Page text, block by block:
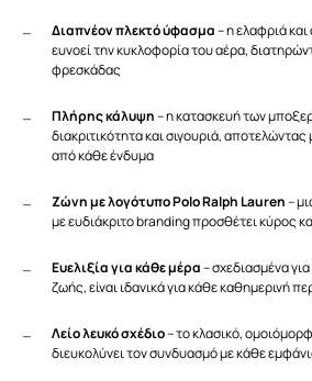
Διαπνέον πλεκτό ύφασμα– η ελαφριά
ευνοεί την κυκλοφορία του αέρα,
φρεσκάδας
Πλήρης κάλυψη– η κατασκευή των
διακριτικότητα και σιγουριά,
από κάθε ένδυμα
Ζώνη με λογότυπο Polo Ralph Lauren–
με ευδιάκριτο branding προσθέτει κύρος
Ευελιξία για κάθε μέρα– σχεδιασμένα
ζωής, είναι ιδανικά για κάθε καθημερινή
Λείο λευκό σχέδιο– το κλασικό,
διευκολύνει τον συνδυασμό με κάθε